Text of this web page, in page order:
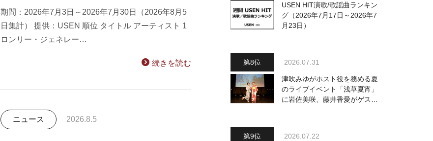
期間：2026年7月3日～2026年7月30日（2026年8月5
日集計） 提供：USEN 順位 タイトル アーティスト 1
ロンリー・ジェネレー…
続きを読む
ニュース 2026.8.5
USEN HIT演歌/歌謡曲ランキン
グ（2026年7月17日～2026年7
月23日）
2026.07.31
津吹みゆがホスト役を務める夏
のライブイベント「浅草夏宵」
に岩佐美咲、藤井香愛がゲスト
2026.07.22